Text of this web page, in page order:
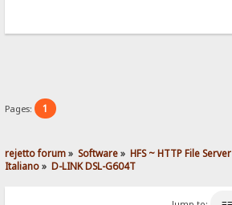
Pages: 1
rejetto forum» Software» HFS ~ HTTP File Server
Italiano» D-LINK DSL-G604T